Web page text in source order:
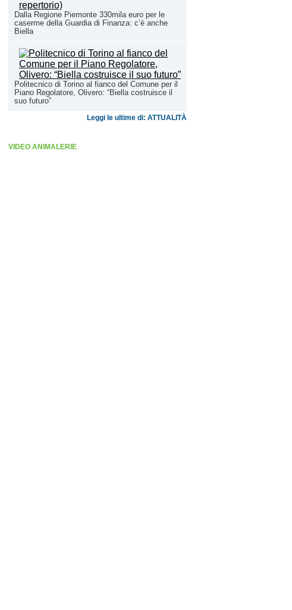
Dalla Regione Piemonte 330mila euro per le
caserme della Guardia di Finanza: c’è anche
Biella
Politecnico di Torino al fianco del Comune per il
Piano Regolatore, Olivero: “Biella costruisce il
suo futuro”
Leggi le ultime di: ATTUALITÀ
VIDEO ANIMALERIE